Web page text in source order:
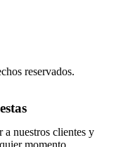
reservados.
a nuestros clientes y
momento.